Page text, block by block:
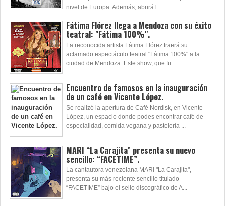
nivel de Europa. Además, abrirá l...
Fátima Flórez llega a Mendoza con su éxito
teatral: "Fátima 100%".
La reconocida artista Fátima Flórez traerá su
aclamado espectáculo teatral "Fátima 100%" a la
ciudad de Mendoza. Este show, que fu...
Encuentro de famosos en la inauguración
de un café en Vicente López.
Se realizó la apertura de Café Nordisk, en Vicente
López, un espacio donde podes encontrar café de
especialidad, comida vegana y pastelería ...
MARI “La Carajita” presenta su nuevo
sencillo: “FACETIME”.
La cantautora venezolana MARI "La Carajita",
presenta su más reciente sencillo titulado
“FACETIME” bajo el sello discográfico de A...